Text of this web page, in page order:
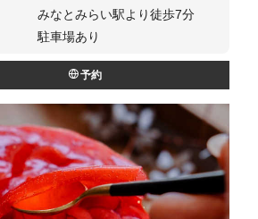
みなとみらい駅より徒歩7分
駐車場あり
予約